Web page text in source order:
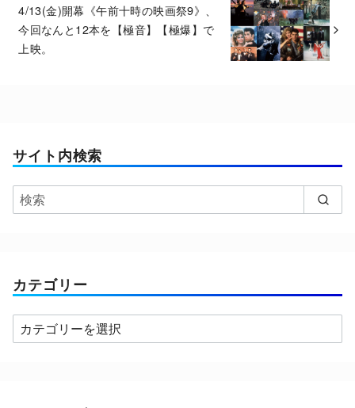
4/13(金)開幕《午前十時の映画祭9》、
今回なんと12本を【極音】【極爆】で
上映。
サイト内検索
カテゴリー
カ
テ